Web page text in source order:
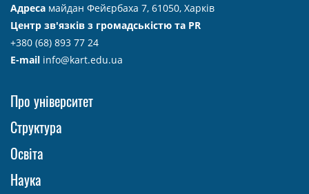
Адреса майдан Фейєрбаха 7, 61050, Харків
Центр зв'язків з громадськістю та PR
+380 (68) 893 77 24
E-mail info@kart.edu.ua
Про університет
Структура
Освіта
Наука